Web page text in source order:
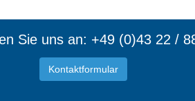
Sie uns an: +49 (0)43 22 /
Kontaktformular